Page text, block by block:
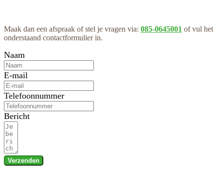
Maak dan een afspraak of stel je vragen via: 085-0645001 of vul het
onderstaand contactformulier in.
Naam
E-mail
Telefoonnummer
Bericht
Verzenden